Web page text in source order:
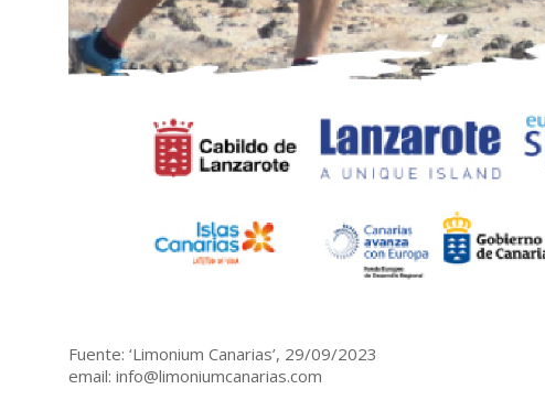
Fuente: ‘Limonium Canarias’, 29/09/2023
email: info@limoniumcanarias.com